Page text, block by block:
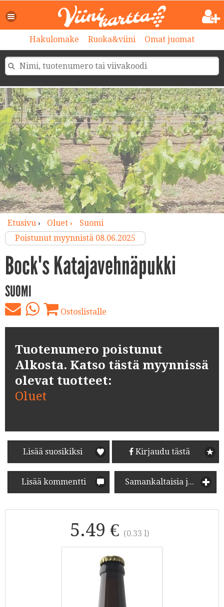
Hakulomake Ruoka&viini Omat juomat
Etusivu› Oluet ›
Suomi
Poistunut myynnistä 08.06.2025
Bock's Katajavehnäpukki
SUOMI
Ostoslistalle
Tuotenumero poistunut
Alkosta. Katso tästä myynnissä
olevat tuotteet:
Oluet
Lisää suosikiksi Kirjaudu tästä
Lisää kommentti Samankaltaisia juomia
5.49 € (0.33 l)